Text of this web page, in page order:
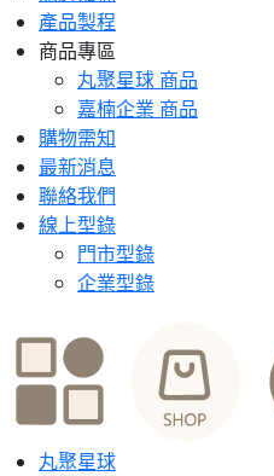
產品製程
商品專區
丸聚星球 商品
嘉楠企業 商品
購物需知
最新消息
聯絡我們
線上型錄
門市型錄
企業型錄
丸聚星球